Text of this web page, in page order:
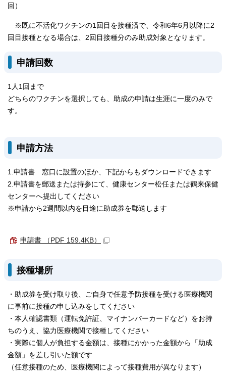
回）
※既に不活化ワクチンの1回目を接種済で、令和6年6月以降に2
回目接種となる場合は、2回目接種分のみ助成対象となります。
申請回数
1人1回まで
どちらのワクチンを選択しても、助成の申請は生涯に一度のみで
す。
申請方法
1.申請書 窓口に設置のほか、下記からもダウンロードできます
2.申請書を郵送または持参にて、健康センター松任または鶴来保健
センターへ提出してください
※申請から2週間以内を目途に助成券を郵送します
申請書 （PDF 159.4KB）
接種場所
・助成券を受け取り後、ご自身で任意予防接種を受ける医療機関
に事前に接種の申し込みをしてください
・本人確認書類（運転免許証、マイナンバーカードなど）をお持
ちのうえ、協力医療機関で接種してください
・実際に個人が負担する金額は、接種にかかった金額から「助成
金額」を差し引いた額です
（任意接種のため、医療機関によって接種費用が異なります）